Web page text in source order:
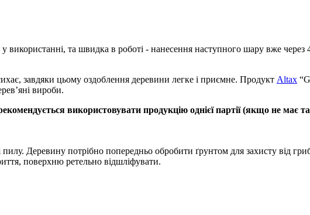
у використанні, та швидка в роботі - нанесення наступного шару вже
завдяки цьому оздоблення деревини легке і приємне. Продукт Altax
вироби.
використовувати продукцію однієї партії (якщо не має
Деревину потрібно попередньо обробити ґрунтом для захисту від
поверхню ретельно відшліфувати.